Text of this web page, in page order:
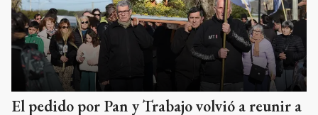
El pedido por Pan y Trabajo volvió a reunir a